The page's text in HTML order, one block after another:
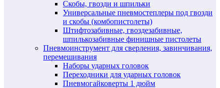
Скобы, гвозди и шпильки
Универсальные пневмостеплеры под гвозди
и скобы (комбопистолеты)
Штифтозабивные, гвоздезабивные,
шпилькозабивные финишные пистолеты
Пневмоинструмент для сверления, завинчивания,
перемешивания
Наборы ударных головок
Переходники для ударных головок
Пневмогайковерты 1 дюйм